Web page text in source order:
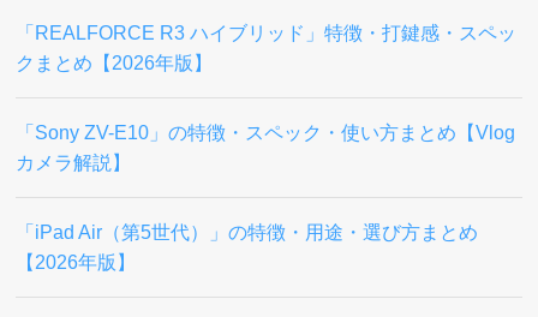
「REALFORCE R3 ハイブリッド」特徴・打鍵感・スペッ
クまとめ【2026年版】
「Sony ZV-E10」の特徴・スペック・使い方まとめ【Vlog
カメラ解説】
「iPad Air（第5世代）」の特徴・用途・選び方まとめ
【2026年版】